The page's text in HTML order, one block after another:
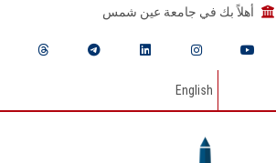
أهلاً بك في جامعة عين شمس
English